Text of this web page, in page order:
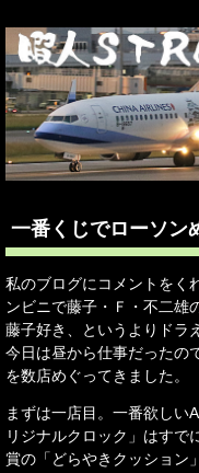
一番くじでローソン
私のブログにコメントをく
ンビニで藤子・Ｆ・不二雄
藤子好き、というよりドラ
今日は昼から仕事だったの
を数店めぐってきました。
まずは一店目。一番欲しい
リジナルクロック」はすで
賞の「どらやきクッション